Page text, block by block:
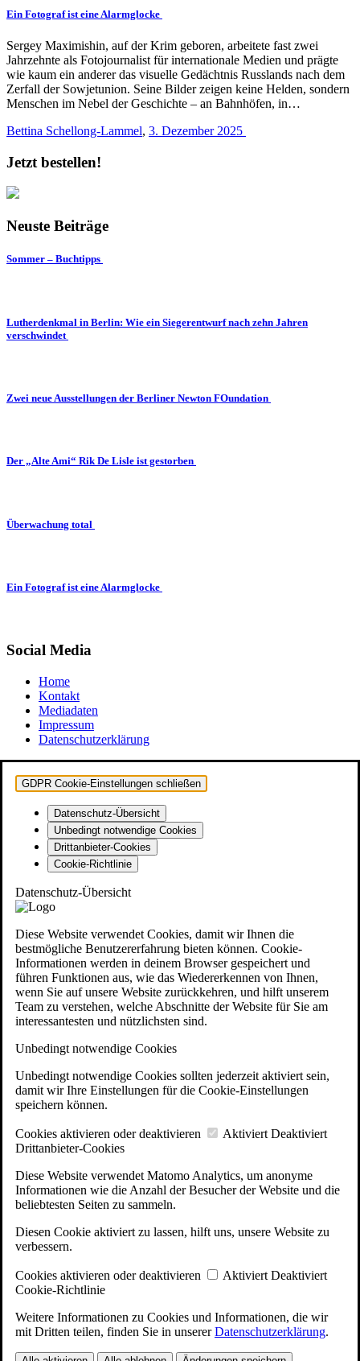
Ein Fotograf ist eine Alarmglocke
Sergey Maximishin, auf der Krim geboren, arbeitete fast zwei
Jahrzehnte als Fotojournalist für internationale Medien und prägte
wie kaum ein anderer das visuelle Gedächtnis Russlands nach dem
Zerfall der Sowjetunion. Seine Bilder zeigen keine Helden, sondern
Menschen im Nebel der Geschichte – an Bahnhöfen, in…
Bettina Schellong-Lammel, 3. Dezember 2025
Jetzt bestellen!
Neuste Beiträge
Sommer – Buchtipps
Lutherdenkmal in Berlin: Wie ein Siegerentwurf nach zehn Jahren
verschwindet
Zwei neue Ausstellungen der Berliner Newton FOundation
Der „Alte Ami“ Rik De Lisle ist gestorben
Überwachung total
Ein Fotograf ist eine Alarmglocke
Social Media
Home
Kontakt
Mediadaten
Impressum
Datenschutzerklärung
GDPR Cookie-Einstellungen schließen
Datenschutz-Übersicht
Unbedingt notwendige Cookies
Drittanbieter-Cookies
Cookie-Richtlinie
Datenschutz-Übersicht
Diese Website verwendet Cookies, damit wir Ihnen die
bestmögliche Benutzererfahrung bieten können. Cookie-
Informationen werden in deinem Browser gespeichert und
führen Funktionen aus, wie das Wiedererkennen von Ihnen,
wenn Sie auf unsere Website zurückkehren, und hilft unserem
Team zu verstehen, welche Abschnitte der Website für Sie am
interessantesten und nützlichsten sind.
Unbedingt notwendige Cookies
Unbedingt notwendige Cookies sollten jederzeit aktiviert sein,
damit wir Ihre Einstellungen für die Cookie-Einstellungen
speichern können.
Cookies aktivieren oder deaktivieren Aktiviert Deaktiviert
Drittanbieter-Cookies
Diese Website verwendet Matomo Analytics, um anonyme
Informationen wie die Anzahl der Besucher der Website und die
beliebtesten Seiten zu sammeln.
Diesen Cookie aktiviert zu lassen, hilft uns, unsere Website zu
verbessern.
Cookies aktivieren oder deaktivieren Aktiviert Deaktiviert
Cookie-Richtlinie
Weitere Informationen zu Cookies und Informationen, die wir
mit Dritten teilen, finden Sie in unsererDatenschutzerklärung.